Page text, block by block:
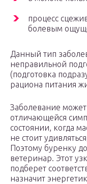
процесс
болевым
Данный тип
неправильной
(подготовка
рациона питания
Заболевание
отличающейся
состоянии, когда
не стоит
Поэтому буренку
ветеринар. Этот
подберет
назначит